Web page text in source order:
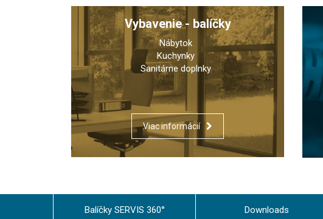
Vybavenie - balíčky
Nábytok
Kuchynky
Sanitárne doplnky
Viac informácií
Balíčky SERVIS 360° Downloads